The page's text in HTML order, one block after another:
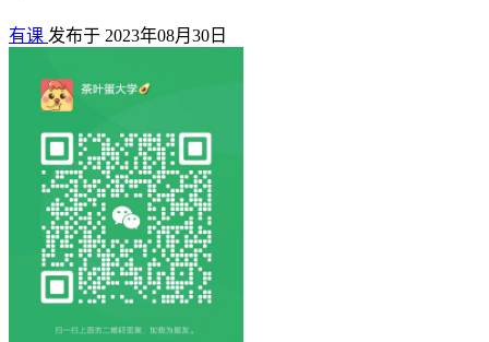
有课 发布于 2023年08月30日